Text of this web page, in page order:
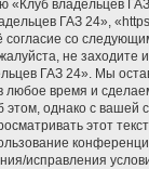
«Клуб владельцев
ГАЗ 24»,
согласие со
не заходите
ГАЗ 24». Мы
любое время и
этом, однако с вашей
этот
исправления